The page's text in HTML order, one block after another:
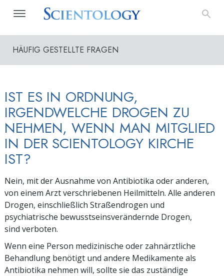
HÄUFIG GESTELLTE FRAGEN
IST ES IN ORDNUNG,
IRGENDWELCHE DROGEN ZU
NEHMEN, WENN MAN MITGLIED
IN DER SCIENTOLOGY KIRCHE
IST?
Nein, mit der Ausnahme von Antibiotika oder anderen,
von einem Arzt verschriebenen Heilmitteln. Alle anderen
Drogen, einschließlich Straßendrogen und
psychiatrische bewusstseinsverändernde Drogen,
sind verboten.
Wenn eine Person medizinische oder zahnärztliche
Behandlung benötigt und andere Medikamente als
Antibiotika nehmen will, sollte sie das zuständige